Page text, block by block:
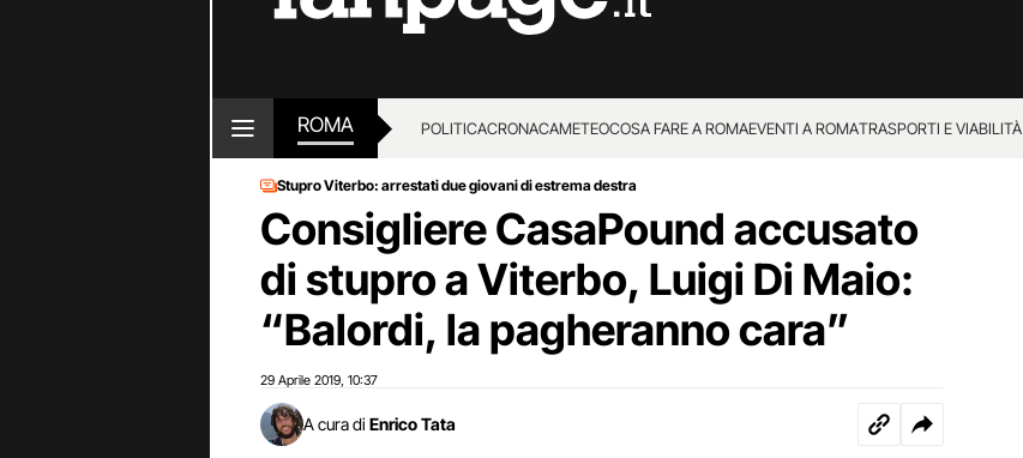
ROMA POLITICACRONACAMETEOCOSA FARE A ROMAEVENTI A ROMATRASPORTI E VIABILITÀ
Stupro Viterbo: arrestati due giovani di estrema destra
Consigliere CasaPound accusato
di stupro a Viterbo, Luigi Di Maio:
“Balordi, la pagheranno cara”
29 Aprile 2019 10:37
A cura di Enrico Tata